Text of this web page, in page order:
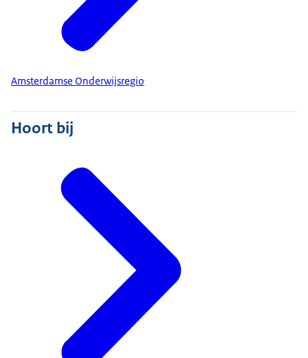
Amsterdamse Onderwijsregio
Hoort bij